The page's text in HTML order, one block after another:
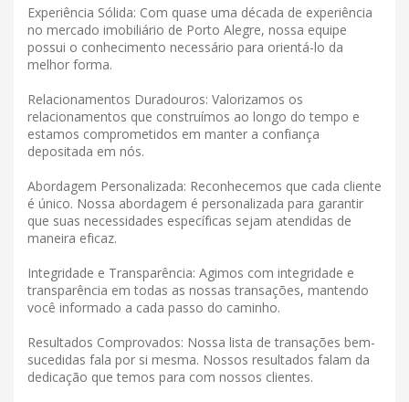
Experiência Sólida: Com quase uma década de experiência
no mercado imobiliário de Porto Alegre, nossa equipe
possui o conhecimento necessário para orientá-lo da
melhor forma.
Relacionamentos Duradouros: Valorizamos os
relacionamentos que construímos ao longo do tempo e
estamos comprometidos em manter a confiança
depositada em nós.
Abordagem Personalizada: Reconhecemos que cada cliente
é único. Nossa abordagem é personalizada para garantir
que suas necessidades específicas sejam atendidas de
maneira eficaz.
Integridade e Transparência: Agimos com integridade e
transparência em todas as nossas transações, mantendo
você informado a cada passo do caminho.
Resultados Comprovados: Nossa lista de transações bem-
sucedidas fala por si mesma. Nossos resultados falam da
dedicação que temos para com nossos clientes.